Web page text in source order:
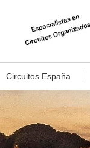
Circuitos España